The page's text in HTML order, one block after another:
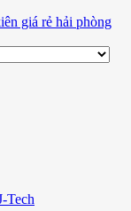
Tech